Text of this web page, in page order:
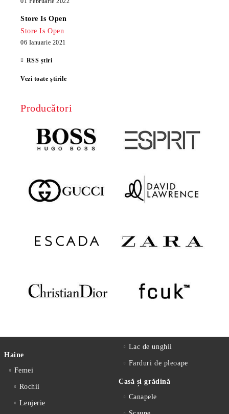
Store Is Open
Store Is Open
06 Ianuarie 2021
RSS știri
Vezi toate știrile
Producători
Haine
Femei
Rochii
Lenjerie
Lac de unghii
Farduri de pleoape
Casă și grădină
Canapele